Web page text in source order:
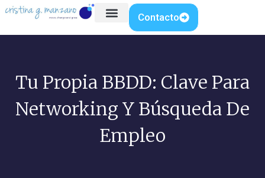
Contacto
Tu Propia BBDD: Clave Para
Networking Y Búsqueda De
Empleo